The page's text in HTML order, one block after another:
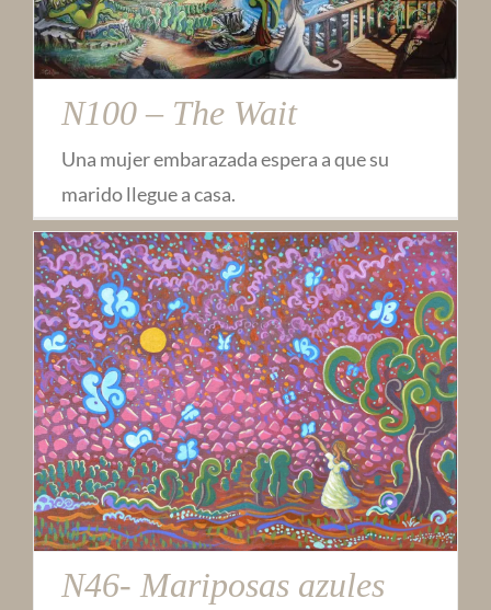
N100 – The Wait
Una mujer embarazada espera a que su
marido llegue a casa.
N46- Mariposas azules